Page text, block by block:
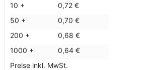
10 +
0,72 €
50 +
0,70 €
200 +
0,68 €
1000 +
0,64 €
Preise inkl. MwSt.